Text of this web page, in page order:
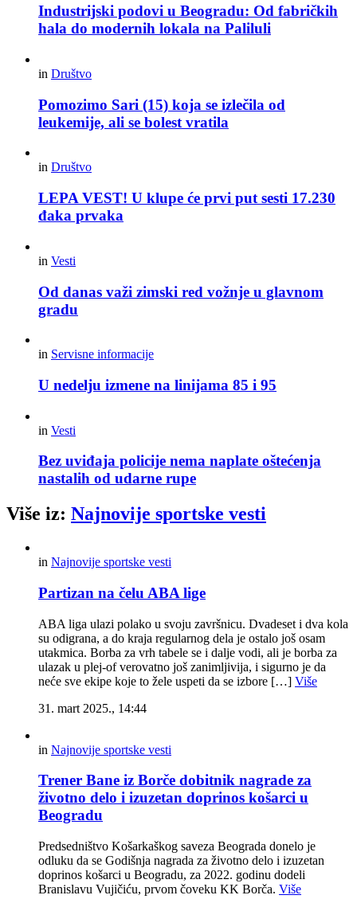
Industrijski podovi u Beogradu: Od fabričkih
hala do modernih lokala na Paliluli
in Društvo
Pomozimo Sari (15) koja se izlečila od
leukemije, ali se bolest vratila
in Društvo
LEPA VEST! U klupe će prvi put sesti 17.230
đaka prvaka
in Vesti
Od danas važi zimski red vožnje u glavnom
gradu
in Servisne informacije
U nedelju izmene na linijama 85 i 95
in Vesti
Bez uviđaja policije nema naplate oštećenja
nastalih od udarne rupe
Više iz: Najnovije sportske vesti
in Najnovije sportske vesti
Partizan na čelu ABA lige
ABA liga ulazi polako u svoju završnicu. Dvadeset i dva kola
su odigrana, a do kraja regularnog dela je ostalo još osam
utakmica. Borba za vrh tabele se i dalje vodi, ali je borba za
ulazak u plej-of verovatno još zanimljivija, i sigurno je da
neće sve ekipe koje to žele uspeti da se izbore […] Više
31. mart 2025., 14:44
in Najnovije sportske vesti
Trener Bane iz Borče dobitnik nagrade za
životno delo i izuzetan doprinos košarci u
Beogradu
Predsedništvo Košarkaškog saveza Beograda donelo je
odluku da se Godišnja nagrada za životno delo i izuzetan
doprinos košarci u Beogradu, za 2022. godinu dodeli
Branislavu Vujičiću, prvom čoveku KK Borča. Više